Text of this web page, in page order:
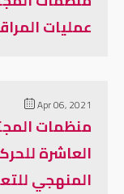
عمليات
Apr 06, 2021
منظمات
العاشرة
المنهجي